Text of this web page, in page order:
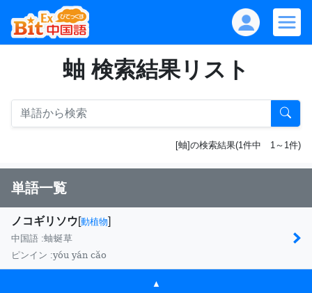
蚰 検索結果リスト
[蚰]の検索結果(1件中 1～1件)
単語一覧
ノコギリソウ[動植物]
中国語 :蚰蜒草
ピンイン :yóu yán cǎo
▲